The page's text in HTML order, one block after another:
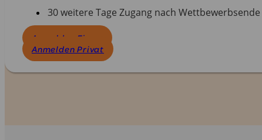
30 weitere Tage Zugang nach Wettbewerbsende
Anmelden Firma
Anmelden Privat